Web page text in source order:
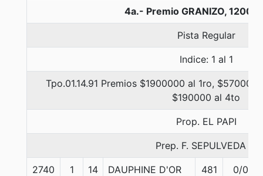
4a.- Premio GRANIZO, 1200
Pista Regular
Indice: 1 al 1
Tpo.01.14.91 Premios $1900000 al 1ro,
$190000 al 4to
Prop. EL PAPI
Prep. F. SEPULVEDA E.
2740 1 14 DAUPHINE D'OR 481 0/0